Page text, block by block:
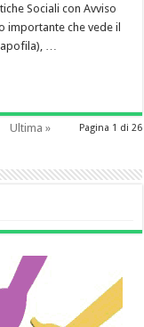
Sociali con Avviso
importante che vede il
…
Pagina 1 di 26
Ultima »